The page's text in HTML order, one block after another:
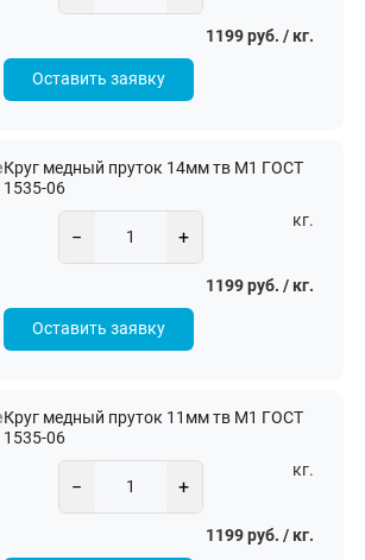
1199 руб. / кг.
Оставить заявку
Круг медный пруток 14мм тв М1 ГОСТ
1535-06
− +
кг.
1199 руб. / кг.
Оставить заявку
Круг медный пруток 11мм тв М1 ГОСТ
1535-06
− +
кг.
1199 руб. / кг.